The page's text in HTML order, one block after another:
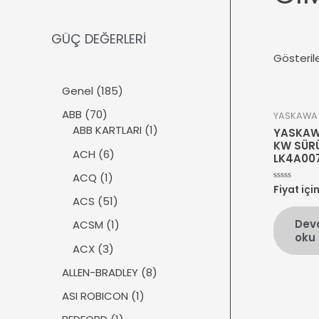
GÜÇ DEĞERLERİ
Genel 1851
ü
ABB 707
0
ü
r
ü
n
ABB KARTLARI 11
ACH 66
ü
r
ü
n
ACQ 11
ü
r
ü
ACS 515
1
ü
n
ACSM 11
ü
ACX 33
r
ü
n
ALLEN-BRADLEY 88
ASI ROBICON 11
YASKAWA
KW
5
üzerinden
oy
aldı
Fiyat için
oku